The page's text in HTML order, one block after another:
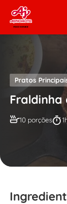
Skip to content
Pratos
10 porções